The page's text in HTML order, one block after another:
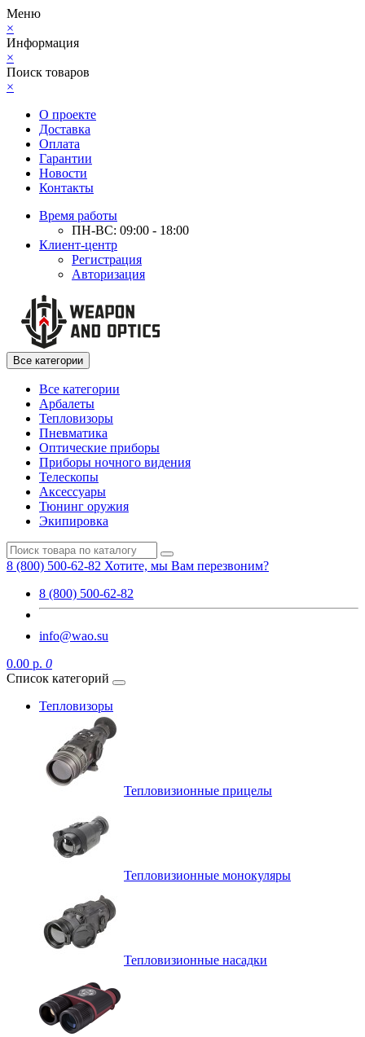
Меню
×
Информация
×
Поиск товаров
×
О проекте
Доставка
Оплата
Гарантии
Новости
Контакты
Время работы
ПН-ВС: 09:00 - 18:00
Клиент-центр
Регистрация
Авторизация
Все категории
Все категории
Арбалеты
Тепловизоры
Пневматика
Оптические приборы
Приборы ночного видения
Телескопы
Аксессуары
Тюнинг оружия
Экипировка
8 (800) 500-62-82 Хотите, мы Вам перезвоним?
8 (800) 500-62-82
info@wao.su
0.00 р. 0
Список категорий
Тепловизоры
Тепловизионные прицелы
Тепловизионные монокуляры
Тепловизионные насадки